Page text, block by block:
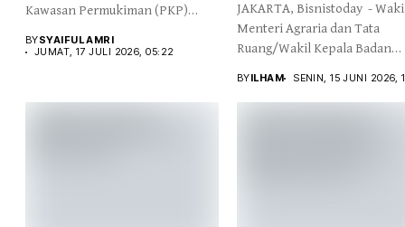
Kawasan Permukiman (PKP)
BYSYAIFUL AMRI
JUMAT, 17 JULI 2026, 05:22
JAKARTA, Bisnistoday -
Menteri Agraria dan Tata
Ruang/Wakil Kepala Badan
BYILHAM SENIN, 15 JUNI 2026,